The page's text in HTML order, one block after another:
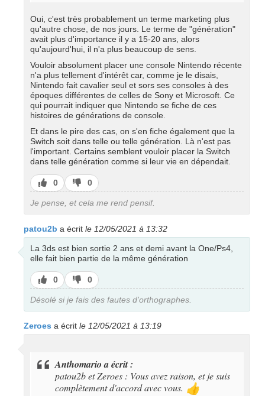
Oui, c'est très probablement un terme marketing plus
qu'autre chose, de nos jours. Le terme de "génération"
avait plus d'importance il y a 15-20 ans, alors
qu'aujourd'hui, il n'a plus beaucoup de sens.
Vouloir absolument placer une console Nintendo récente
n'a plus tellement d'intérêt car, comme je le disais,
Nintendo fait cavalier seul et sors ses consoles à des
époques différentes de celles de Sony et Microsoft. Ce
qui pourrait indiquer que Nintendo se fiche de ces
histoires de générations de console.
Et dans le pire des cas, on s'en fiche également que la
Switch soit dans telle ou telle génération. Là n'est pas
l'important. Certains semblent vouloir placer la Switch
dans telle génération comme si leur vie en dépendait.
J’aime
0
J’aime
pas
0
Je pense, et cela me rend pensif.
patou2b a écrit le 12/05/2021 à 13:32
La 3ds est bien sortie 2 ans et demi avant la One/Ps4,
elle fait bien partie de la même génération
J’aime
0
J’aime
pas
0
Désolé si je fais des fautes d'orthographes.
Zeroes a écrit le 12/05/2021 à 13:19
Anthomario a écrit :
patou2b et Zeroes : Vous avez raison, et je suis
complètement d'accord avec vous. 👍